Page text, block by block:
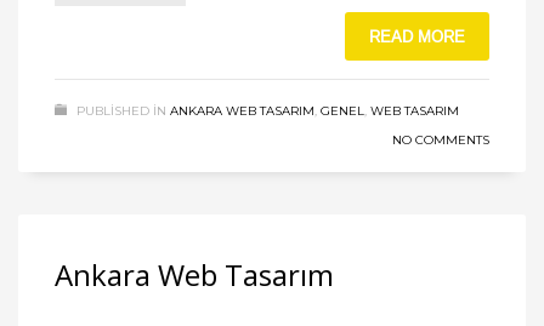
READ MORE
PUBLISHED IN ANKARA WEB TASARIM GENEL
WEB TASARIM
NO COMMENTS
Ankara Web Tasarım